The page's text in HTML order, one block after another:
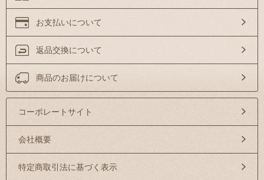
お支払いについて
返品交換について
商品のお届けについて
コーポレートサイト
会社概要
特定商取引法に基づく表示